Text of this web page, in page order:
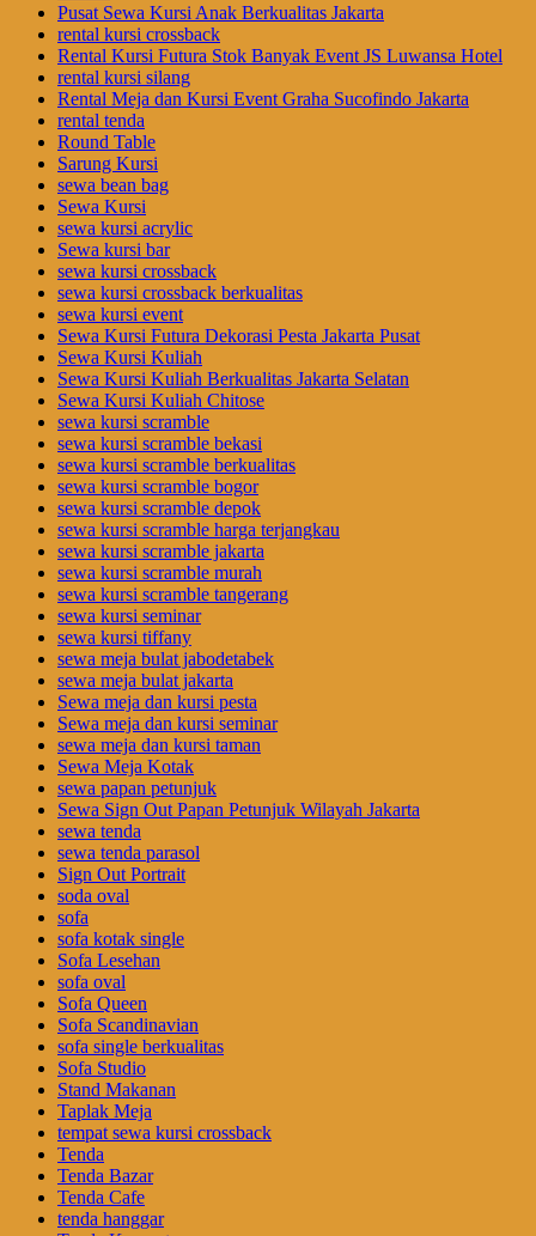
Pusat Sewa Kursi Anak Berkualitas Jakarta
rental kursi crossback
Rental Kursi Futura Stok Banyak Event JS Luwansa Hotel
rental kursi silang
Rental Meja dan Kursi Event Graha Sucofindo Jakarta
rental tenda
Round Table
Sarung Kursi
sewa bean bag
Sewa Kursi
sewa kursi acrylic
Sewa kursi bar
sewa kursi crossback
sewa kursi crossback berkualitas
sewa kursi event
Sewa Kursi Futura Dekorasi Pesta Jakarta Pusat
Sewa Kursi Kuliah
Sewa Kursi Kuliah Berkualitas Jakarta Selatan
Sewa Kursi Kuliah Chitose
sewa kursi scramble
sewa kursi scramble bekasi
sewa kursi scramble berkualitas
sewa kursi scramble bogor
sewa kursi scramble depok
sewa kursi scramble harga terjangkau
sewa kursi scramble jakarta
sewa kursi scramble murah
sewa kursi scramble tangerang
sewa kursi seminar
sewa kursi tiffany
sewa meja bulat jabodetabek
sewa meja bulat jakarta
Sewa meja dan kursi pesta
Sewa meja dan kursi seminar
sewa meja dan kursi taman
Sewa Meja Kotak
sewa papan petunjuk
Sewa Sign Out Papan Petunjuk Wilayah Jakarta
sewa tenda
sewa tenda parasol
Sign Out Portrait
soda oval
sofa
sofa kotak single
Sofa Lesehan
sofa oval
Sofa Queen
Sofa Scandinavian
sofa single berkualitas
Sofa Studio
Stand Makanan
Taplak Meja
tempat sewa kursi crossback
Tenda
Tenda Bazar
Tenda Cafe
tenda hanggar